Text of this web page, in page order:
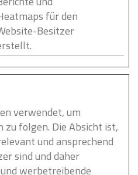
für den
Besitzer
verwendet, um
zu folgen. Die Absicht ist,
und ansprechend
sind und daher
werbetreibende